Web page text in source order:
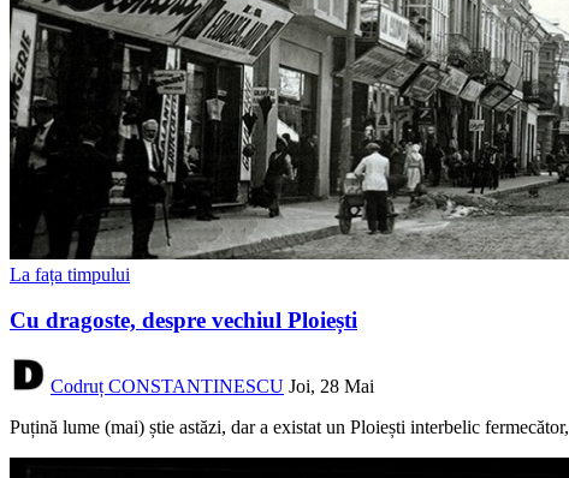
La fața timpului
Cu dragoste, despre vechiul Ploiești
Codruț CONSTANTINESCU Joi, 28 Mai
Puțină lume (mai) știe astăzi, dar a existat un Ploiești interbelic